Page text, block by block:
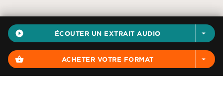
play_circle_filled ÉCOUTER UN EXTRAIT AUDIO arrow_drop_down
shopping_basket ACHETER VOTRE FORMAT arrow_drop_down
Données personnelles
Paramétrer vos cookies
Mentions légales
Conditions générales d'utilisation